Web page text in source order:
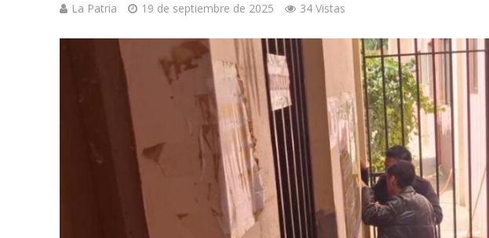
La Patria 19 de septiembre de 2025 34 Vistas